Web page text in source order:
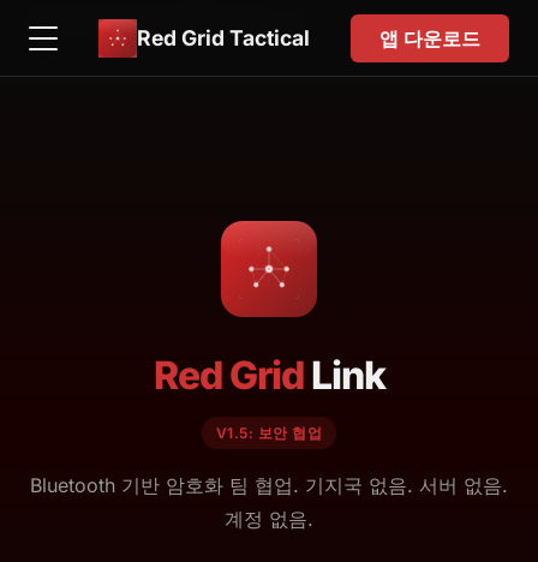
Red Grid Tactical 앱 다운로드
EN DE
Red GridLink
V1.5: 보안 협업
Bluetooth 기반 암호화 팀 협업. 기지국 없음. 서버 없음.
계정 없음.